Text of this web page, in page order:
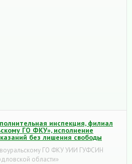
инспекция, филиал
ГО ФКУ», исполнение
без лишения свободы
ГО ФКУ УИИ ГУФСИН
области»